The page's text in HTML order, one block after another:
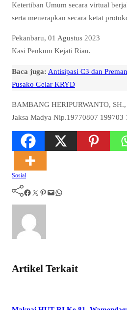
Ketertiban Umum secara virtual
serta menerapkan secara ketat
Pekanbaru, 01 Agustus 2023
Kasi Penkum Kejati Riau.
Baca juga: Antisipasi C3 dan
Pusako Gelar KRYD
BAMBANG HERIPURWANTO,
Jaksa Madya Nip.19770807 199703
Sosial
Facebook Twitter Pinterest Mail WhatsApp
Artikel Terkait